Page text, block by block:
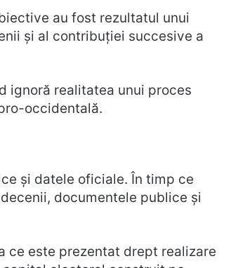
au fost rezultatul unui
și al contribuției succesive a
ignoră realitatea unui proces
occidentală.
și datele oficiale. În timp ce
documentele publice și
ce este prezentat drept realizare